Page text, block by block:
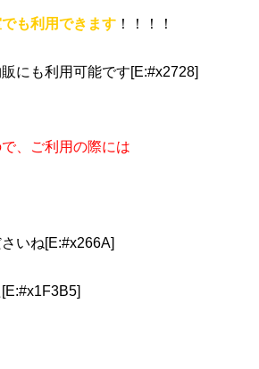
も利用できます ！！！！
にも利用可能です[E:#x2728]
、ご利用の際には
いね[E:#x266A]